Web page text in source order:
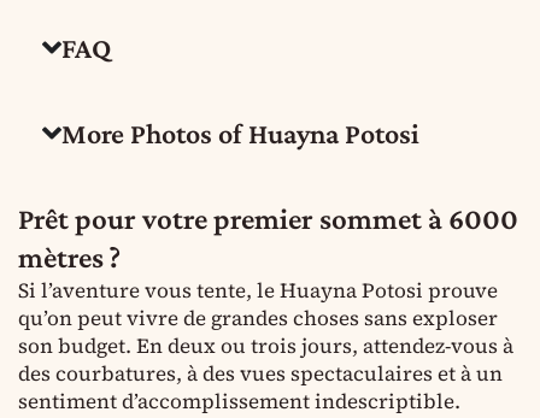
FAQ
More Photos of Huayna Potosi
Prêt pour votre premier sommet à 6000
mètres ?
Si l’aventure vous tente, le Huayna Potosi prouve
qu’on peut vivre de grandes choses sans exploser
son budget. En deux ou trois jours, attendez-vous à
des courbatures, à des vues spectaculaires et à un
sentiment d’accomplissement indescriptible.